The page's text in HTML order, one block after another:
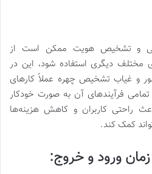
و تشخیص هویت ممکن است از
مختلف دیگری استفاده شود، این در
و غیاب تشخیص چهره عملاً کارهای
فرآیندهای آن به صورت خودکار
راحتی کاربران و کاهش هزینه‌ها
کمک کند.
ورود و خروج: